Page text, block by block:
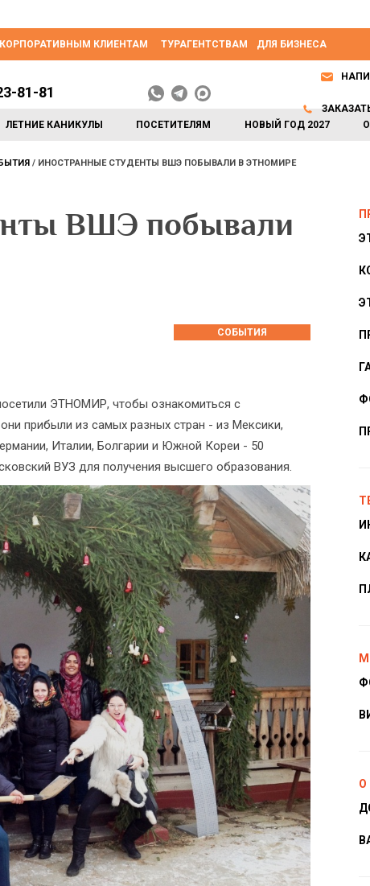
КОРПОРАТИВНЫМ КЛИЕНТАМ ТУРАГЕНТСТВАМ ДЛЯ БИЗНЕСА
ЛЕТНИЕ КАНИКУЛЫ ПОСЕТИТЕЛЯМ НОВЫЙ ГОД 2027
81-81
ИНОСТРАННЫЕ СТУДЕНТЫ ВШЭ ПОБЫВАЛИ В ЭТНОМИРЕ
ВШЭ побывали
СОБЫТИЯ
ЭТНОМИР, чтобы ознакомиться с
прибыли из самых разных стран - из Мексики,
Италии, Болгарии и Южной Кореи - 50
ВУЗ для получения высшего образования.
О